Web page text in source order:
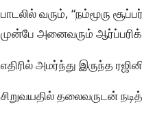
பாடலில் வரும், “நம்மூரு
முன்பே அனைவரும்
எதிரில் அமர்ந்து இருந்த
சிறுவயதில் தலைவருடன்